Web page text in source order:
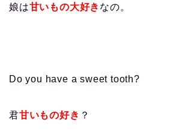
娘は甘いもの大好き なの。
Do you have a sweet tooth?
君甘いもの好き ？